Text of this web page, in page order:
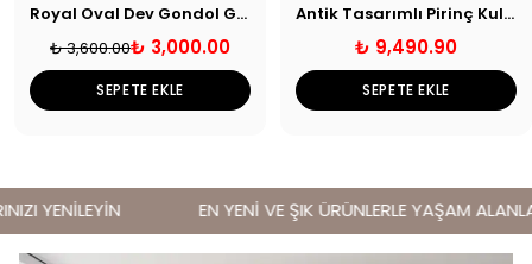
Royal Oval Dev Gondol Gümüş
₺ 3,600.00₺ 3,000.00
SEPETE EKLE
Antik Tasarımlı Pirinç Kulplu Dekoratif Kase
₺ 9,490.90
SEPETE EKLE
YENİLEYİN EN YENİ VE ŞIK ÜRÜNLERLE YAŞAM